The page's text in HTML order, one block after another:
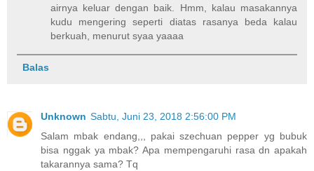
airnya keluar dengan baik. Hmm, kalau masakannya
kudu mengering seperti diatas rasanya beda kalau
berkuah, menurut syaa yaaaa
Balas
Unknown Sabtu, Juni 23, 2018 2:56:00 PM
Salam mbak endang,,, pakai szechuan pepper yg bubuk
bisa nggak ya mbak? Apa mempengaruhi rasa dn apakah
takarannya sama? Tq